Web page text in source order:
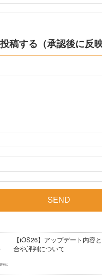
稿する（承認後に反映
【iOS26】アップデート内容
合や評判について